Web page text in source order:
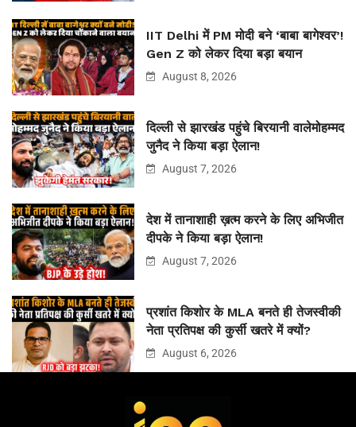
IIT Delhi में PM मोदी बने ‘बाबा बागेश्वर’!
Gen Z को लेकर दिया बड़ा बयान
August 8, 2026
दिल्ली से झारखंड पहुंचे बिरयानी वालेमोहम्मद
जुनैद ने किया बड़ा ऐलान!
August 7, 2026
देश में तानाशाही ख़त्म करने के लिए अभिजीत
दीपके ने किया बड़ा ऐलान!
August 7, 2026
प्रशांत किशोर के MLA बनते ही तेजस्वीकी
नेता प्रतिपक्ष की कुर्सी खतरे में क्यों?
August 6, 2026